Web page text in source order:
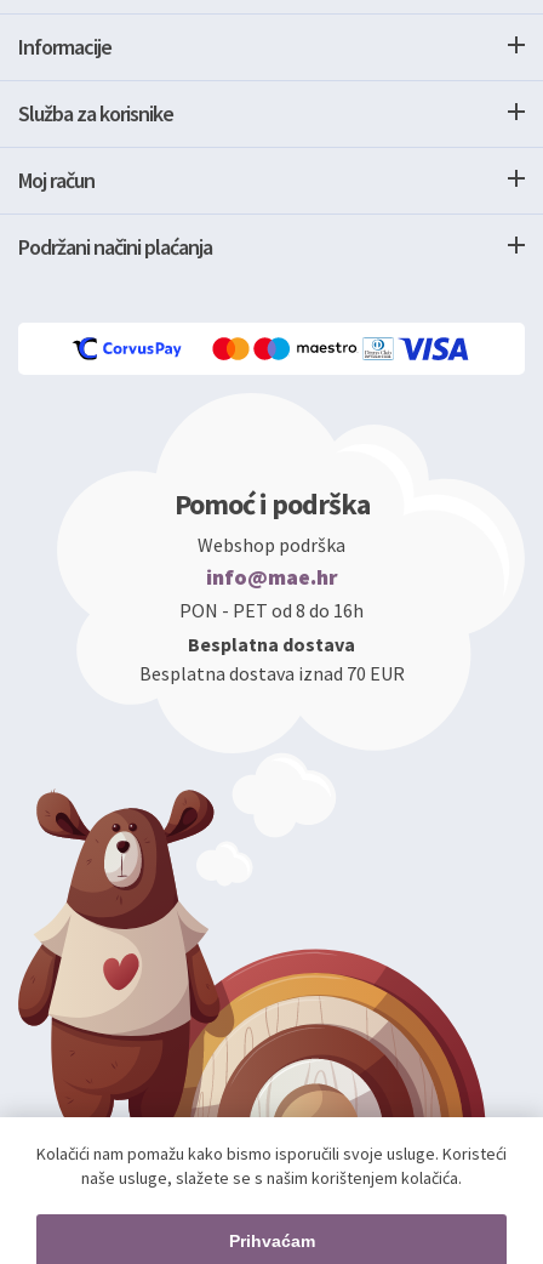
Informacije
Služba za korisnike
Moj račun
Podržani načini plaćanja
Pomoć i podrška
Webshop podrška
info@mae.hr
PON - PET od 8 do 16h
Besplatna dostava
Besplatna dostava iznad 70 EUR
Kolačići nam pomažu kako bismo isporučili svoje usluge. Koristeći
naše usluge, slažete se s našim korištenjem kolačića.
Prihvaćam